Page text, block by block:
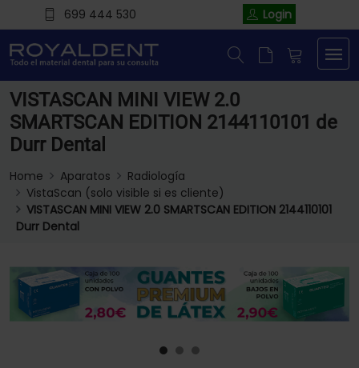
699 444 530 Login
VISTASCAN MINI VIEW 2.0
SMARTSCAN EDITION 2144110101 de
Durr Dental
Home Aparatos
Radiología
VistaScan (solo visible si es cliente)
VISTASCAN MINI VIEW 2.0 SMARTSCAN EDITION 2144110101
Durr Dental